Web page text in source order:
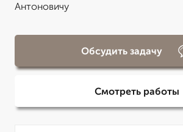
Антоновичу
Обсудить задачу
Смотреть работы